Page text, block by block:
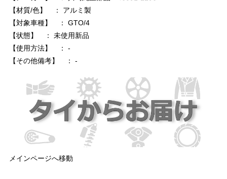
【材質/色】 ： アルミ製
【対象車種】 ： GTO/4
【状態】 ： 未使用新品
【使用方法】 ： -
【その他備考】 ： -
メインページへ移動